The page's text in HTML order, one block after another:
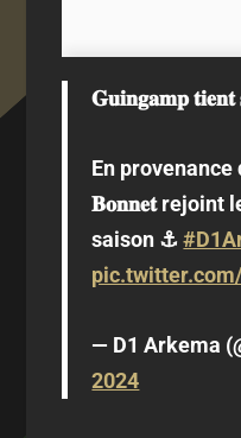
𝐆𝐮𝐢𝐧𝐠𝐚𝐦𝐩
En provenance
𝐁𝐨𝐧𝐧𝐞𝐭 rejoint
saison ⚓️
— D1 Arkema
2024